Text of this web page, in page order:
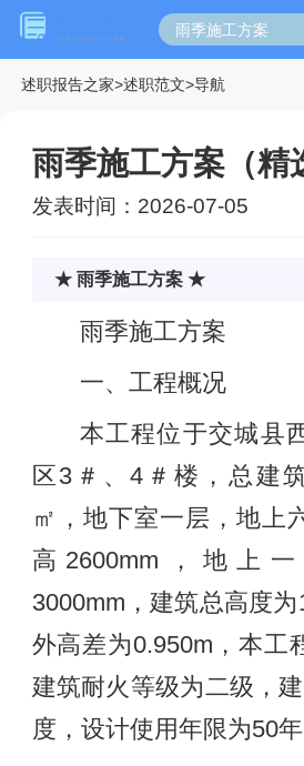
述职报告之家>述职范文>导航
雨季施工方案（精
发表时间：2026-07-05
★ 雨季施工方案 ★
雨季施工方案
一、工程概况
本工程位于交城县
区3＃、4＃楼，总建
㎡，地下室一层，地上
高2600mm，地上
3000mm，建筑总高度
外高差为0.950m，本工
建筑耐火等级为二级，
度，设计使用年限为50年